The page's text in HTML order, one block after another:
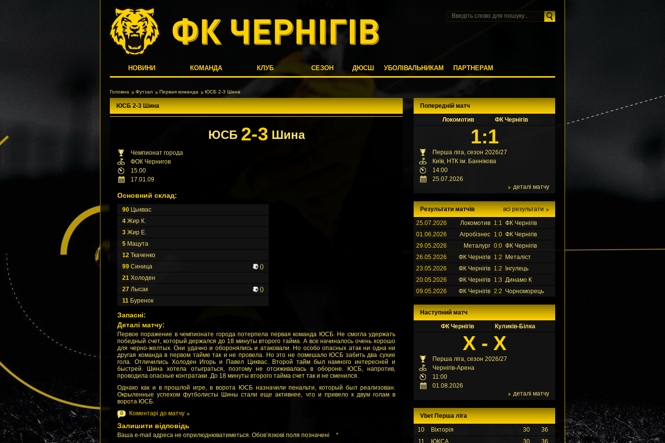
НОВИНИ КОМАНДА КЛУБ СЕЗОН ДЮСШ УБОЛІВАЛЬНИКАМ ПАРТНЕРАМ
Головна Футзал Первая команда ЮСБ 2-3 Шина
ЮСБ 2-3 Шина
ЮСБ 2-3 Шина
Чемпионат города
ФОК Чернигов
15.00
17.01.09
Основний склад:
90 Цыквас
4 Жир К.
3 Жир Е.
5 Мацута
12 Ткаченко
99 Синица
()
21 Холоден
27 Лысак
()
11 Буренок
Запасні:
Деталі матчу:
Первое поражение в чемпионате города потерпела первая команда ЮСБ. Не смогла удержать
победный счет, который держался до 18 минуты второго тайма. А все начиналось очень хорошо
для черно-желтых. Они удачно и оборонялись и атаковали. Но особо опасных атак ни одна ни
другая команда в первом тайме так и не провела. Но это не помешало ЮСБ забить два сухие
гола. Отличились Холоден Игорь и Павел Циквас. Второй тайм был намного интересней и
быстрей. Шина хотела отыграться, поэтому не отсиживалась в обороне. ЮСБ, напротив,
проводила опасные контратаки. До 18 минуты второго тайма счет так и не сменился.
Однако как и в прошлой игре, в ворота ЮСБ назначили пенальти, который был реализован.
Окрыленные успехом футболисты Шины стали еще активнее, что и привело к двум голам в
ворота ЮСБ.
0 Коментарі до матчу
Залишити відповідь
Ваша e-mail адреса не оприлюднюватиметься. Обов’язкові поля позначені *
Попередній матч
Локомотив
ФК Чернігів
1:1
Перша ліга, сезон 2026/27
Київ, НТК ім. Баннікова
14:00
25.07.2026
деталі матчу
всі результати
Результати матчів
25.07.2026
Локомотив 1:1 ФК Чернігів
01.06.2026
Агробізнес 1:0 ФК Чернігів
29.05.2026
Металург 0:0 ФК Чернігів
26.05.2026
ФК Чернігів 1:2
Металіст
23.05.2026
ФК Чернігів 1:2
Інгулець
20.05.2026
ФК Чернігів 1:3 Динамо К
09.05.2026
ФК Чернігів 2:2 Чорноморець
Наступний матч
ФК Чернігів
Куликів-Білка
X - X
Перша ліга, сезон 2026/27
Чернігів-Арена
11:00
01.08.2026
деталі матчу
Vbet Перша ліга
10
Вікторія 30
36
11
ЮКСА 30 36